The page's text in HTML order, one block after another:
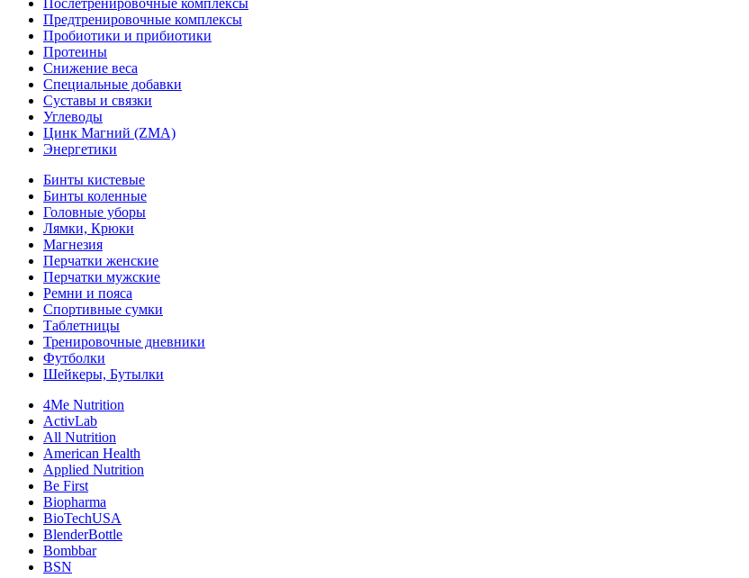
Послетренировочные комплексы
Предтренировочные комплексы
Пробиотики и прибиотики
Протеины
Снижение веса
Специальные добавки
Суставы и связки
Углеводы
Цинк Магний (ZMA)
Энергетики
Бинты кистевые
Бинты коленные
Головные уборы
Лямки, Крюки
Магнезия
Перчатки женские
Перчатки мужские
Ремни и пояса
Спортивные сумки
Таблетницы
Тренировочные дневники
Футболки
Шейкеры, Бутылки
4Me Nutrition
ActivLab
All Nutrition
American Health
Applied Nutrition
Be First
Biopharma
BioTechUSA
BlenderBottle
Bombbar
BSN